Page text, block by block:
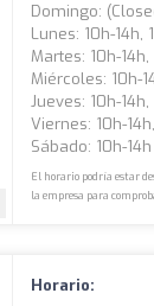
Domingo:
Lunes: 10h-14h,
Martes: 10h-
Miércoles: 10h-
Jueves: 10h-
Viernes: 10h-
Sábado: 10h-14h
El horario podría estar
la empresa para
Horario: